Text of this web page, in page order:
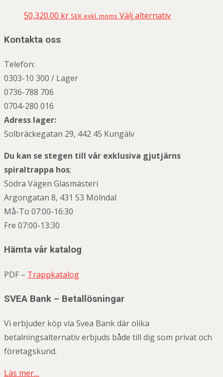
50,320.00 kr SEK exkl. moms Välj alternativ
Kontakta oss
Telefon:
0303-10 300 / Lager
0736-788 706
0704-280 016
Adress lager:
Solbräckegatan 29, 442 45 Kungälv
Du kan se stegen till vår exklusiva gjutjärns
spiraltrappa hos;
Södra Vägen Glasmästeri
Argongatan 8, 431 53 Mölndal
Må-To 07:00-16:30
Fre 07:00-13:30
Hämta vår katalog
PDF – Trappkatalog
SVEA Bank – Betallösningar
Vi erbjuder köp via Svea Bank där olika
betalningsalternativ erbjuds både till dig som privat och
företagskund.
Läs mer…